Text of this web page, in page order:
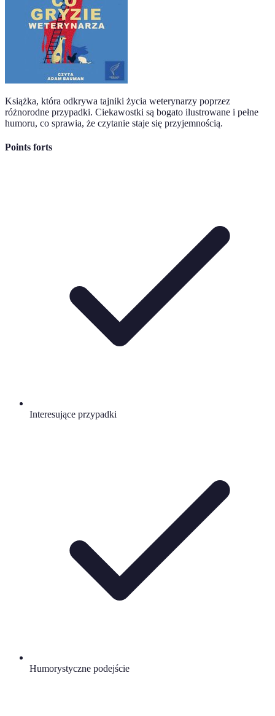
Książka, która odkrywa tajniki życia weterynarzy poprzez
różnorodne przypadki. Ciekawostki są bogato ilustrowane i pełne
humoru, co sprawia, że czytanie staje się przyjemnością.
Points forts
Interesujące przypadki
Humorystyczne podejście